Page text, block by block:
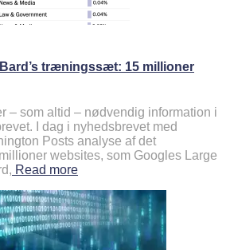
træningssæt: 15 millioner
– som altid – nødvendig information i
I dag i nyhedsbrevet med
Posts analyse af det
websites, som Googles Large
Read more